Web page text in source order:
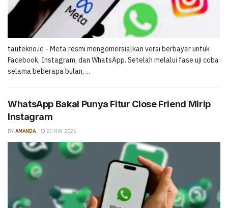
tautekno.id - Meta resmi mengomersialkan versi berbayar untuk
Facebook, Instagram, dan WhatsApp. Setelah melalui fase uji coba
selama beberapa bulan, ...
WhatsApp Bakal Punya Fitur Close Friend Mirip
Instagram
BY AMANDA 20 MAY 2026